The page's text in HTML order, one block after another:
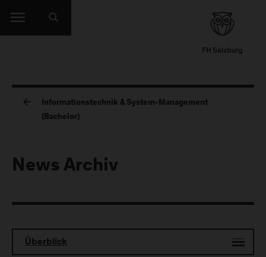
Informationstechnik & System-Management
(Bachelor)
News Archiv
Überblick